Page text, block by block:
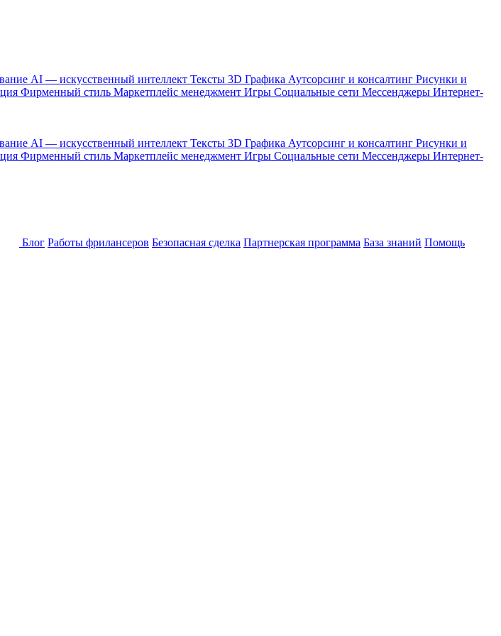
AI — искусственный интеллект Тексты 3D Графика Аутсорсинг и консалтинг Рисунки и
Фирменный стиль Маркетплейс менеджмент Игры Социальные сети Мессенджеры Интернет-
AI — искусственный интеллект Тексты 3D Графика Аутсорсинг и консалтинг Рисунки и
Фирменный стиль Маркетплейс менеджмент Игры Социальные сети Мессенджеры Интернет-
Блог Работы фрилансеров Безопасная сделка Партнерская программа База знаний Помощь